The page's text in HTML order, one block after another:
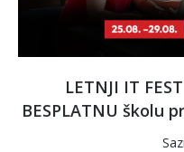
LETNJI IT
BESPLATNU školu